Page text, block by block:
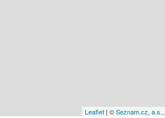
Leaflet | ©Seznam.cz, a.s.